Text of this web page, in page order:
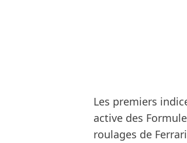
Les premiers
active des
roulages de